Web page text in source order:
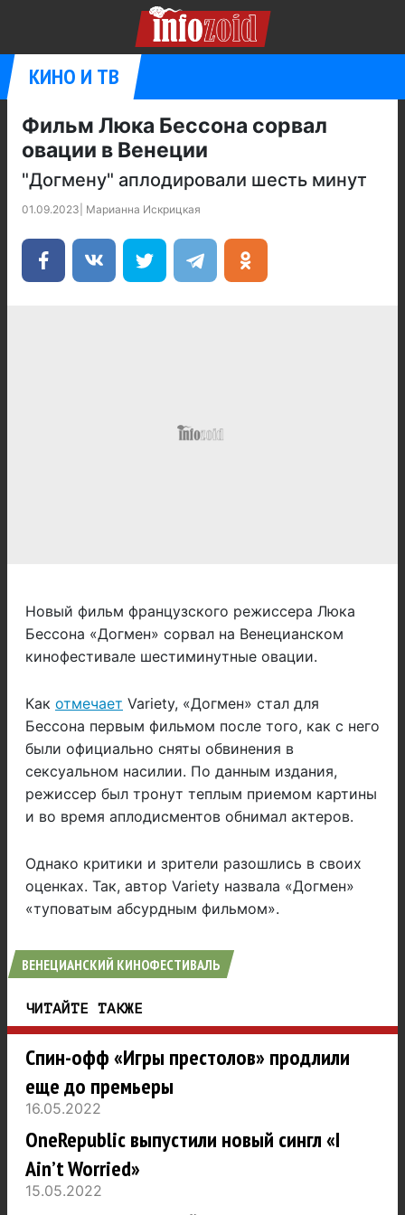
КИНО И ТВ
Фильм Люка Бессона сорвал
овации в Венеции
"Догмену" аплодировали шесть минут
01.09.2023 Марианна Искрицкая
Новый фильм французского режиссера Люка
Бессона «Догмен» сорвал на Венецианском
кинофестивале шестиминутные овации.
Как отмечает Variety, «Догмен» стал для
Бессона первым фильмом после того, как с него
были официально сняты обвинения в
сексуальном насилии. По данным издания,
режиссер был тронут теплым приемом картины
и во время аплодисментов обнимал актеров.
Однако критики и зрители разошлись в своих
оценках. Так, автор Variety назвала «Догмен»
«туповатым абсурдным фильмом».
ВЕНЕЦИАНСКИЙ КИНОФЕСТИВАЛЬ
ЧИТАЙТЕ ТАКЖЕ
Спин-офф «Игры престолов» продлили
еще до премьеры
16.05.2022
OneRepublic выпустили новый сингл «I
Ain’t Worried»
15.05.2022